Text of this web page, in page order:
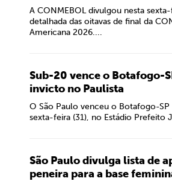
A CONMEBOL divulgou nesta
detalhada das oitavas de final da
Americana 2026....
Sub-20 vence o Botafogo-
invicto no Paulista
O São Paulo venceu o Botafogo-SP
sexta-feira (31), no Estádio Prefeito
São Paulo divulga lista de
peneira para a base